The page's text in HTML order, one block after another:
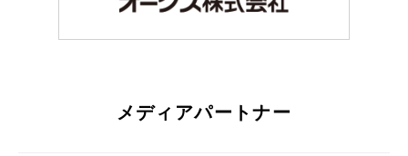
メディアパートナー